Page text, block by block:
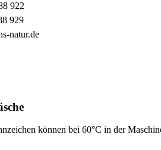
922
929
natur.de
können bei 60°C in der